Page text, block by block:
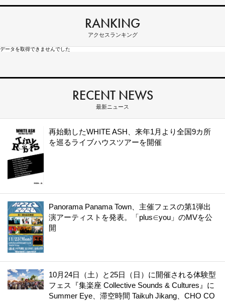
RANKING
アクセスランキング
データを取得できませんでした
RECENT NEWS
最新ニュース
再始動したWHITE ASH、来年1月より全国9カ所
を巡るライブハウスツアーを開催
Panorama Panama Town、主催フェスの第1弾出
演アーティストを発表。「plus∈you」のMVを公
開
10月24日（土）と25日（日）に開催される体験型
フェス『集楽座 Collective Sounds & Cultures』に
Summer Eye、滞空時間 Taikuh Jikang、CHO CO